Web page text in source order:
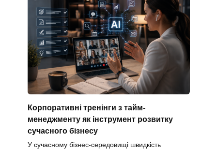
Корпоративні тренінги з тайм-
менеджменту як інструмент розвитку
сучасного бізнесу
У сучасному бізнес-середовищі швидкість